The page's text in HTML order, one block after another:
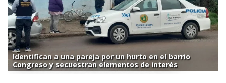
Identifican a una pareja por un hurto en el barrio
Congreso y secuestran elementos de interés